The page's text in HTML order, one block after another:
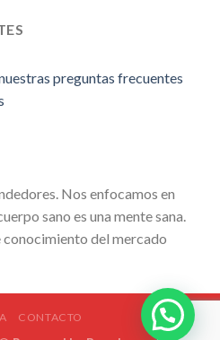
preguntas frecuentes
Nos enfocamos en
sano es una mente sana.
conocimiento del mercado
CONTACTO